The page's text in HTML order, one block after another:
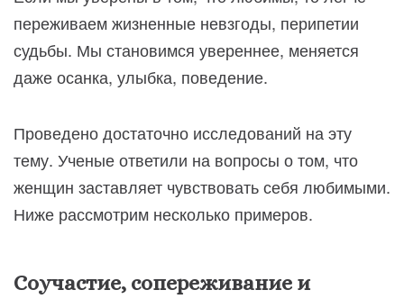
переживаем жизненные невзгоды, перипетии
судьбы. Мы становимся увереннее, меняется
даже осанка, улыбка, поведение.
Проведено достаточно исследований на эту
тему. Ученые ответили на вопросы о том, что
женщин заставляет чувствовать себя любимыми.
Ниже рассмотрим несколько примеров.
Соучастие, сопереживание и